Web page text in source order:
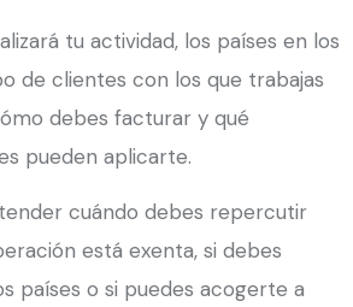
tu actividad, los países en los
de clientes con los que trabajas
debes facturar y qué
pueden aplicarte.
cuándo debes repercutir
está exenta, si debes
países o si puedes acogerte a